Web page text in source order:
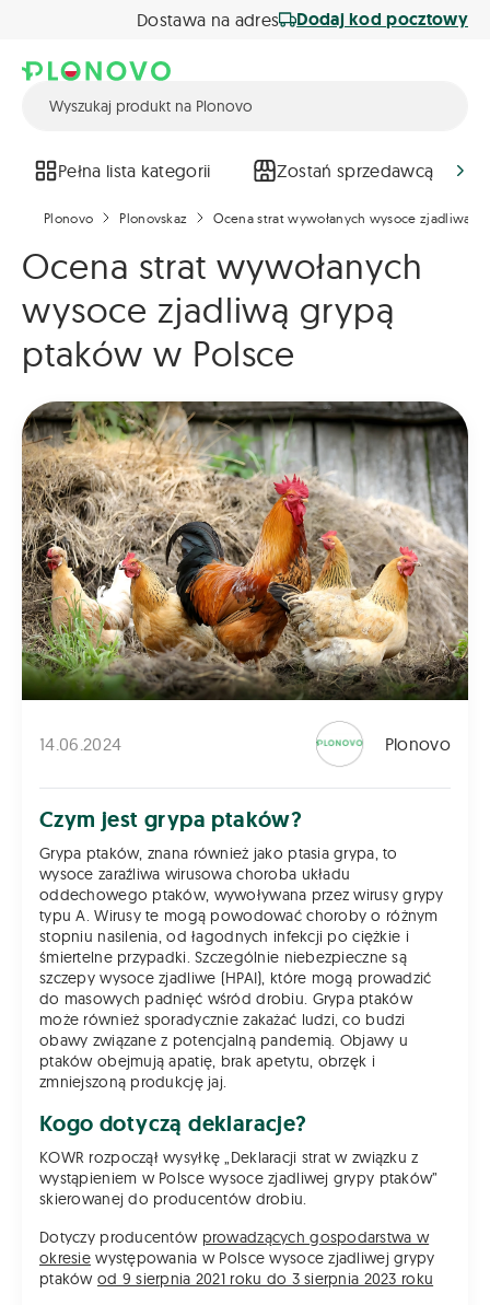
Dostawa na adres Dodaj kod pocztowy
Pełna lista kategorii Zostań sprzedawcą
Plonovo Plonovskaz Ocena strat wywołanych wysoce zjadliwą
Ocena strat wywołanych
wysoce zjadliwą grypą
ptaków w Polsce
14.06.2024 Plonovo
Czym jest grypa ptaków?
Grypa ptaków, znana również jako ptasia grypa, to
wysoce zaraźliwa wirusowa choroba układu
oddechowego ptaków, wywoływana przez wirusy grypy
typu A. Wirusy te mogą powodować choroby o różnym
stopniu nasilenia, od łagodnych infekcji po ciężkie i
śmiertelne przypadki. Szczególnie niebezpieczne są
szczepy wysoce zjadliwe (HPAI), które mogą prowadzić
do masowych padnięć wśród drobiu. Grypa ptaków
może również sporadycznie zakażać ludzi, co budzi
obawy związane z potencjalną pandemią. Objawy u
ptaków obejmują apatię, brak apetytu, obrzęk i
zmniejszoną produkcję jaj.
Kogo dotyczą deklaracje?
KOWR rozpoczął wysyłkę „Deklaracji strat w związku z
wystąpieniem w Polsce wysoce zjadliwej grypy ptaków”
skierowanej do producentów drobiu.
Dotyczy producentów prowadzących gospodarstwa w
okresiewystępowania w Polsce wysoce zjadliwej grypy
ptaków od 9 sierpnia 2021 roku do 3 sierpnia 2023 roku